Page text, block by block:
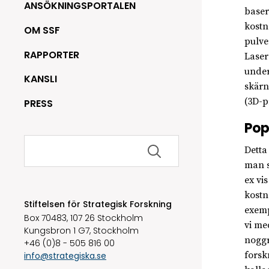
ANSÖKNINGSPORTALEN
OM SSF
RAPPORTER
KANSLI
PRESS
Sök
Stiftelsen för Strategisk Forskning
Box 70483, 107 26 Stockholm
Kungsbron 1 G7, Stockholm
+46 (0)8 - 505 816 00
info@strategiska.se
(3D-
man
ex
vi